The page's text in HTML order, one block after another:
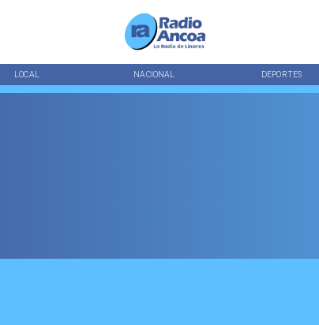
LOCAL NACIONAL DEPORTES